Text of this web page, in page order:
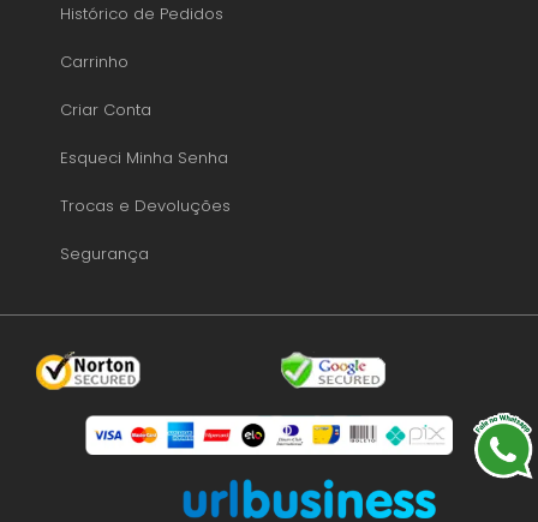
Histórico de Pedidos
Carrinho
Criar Conta
Esqueci Minha Senha
Trocas e Devoluções
Segurança